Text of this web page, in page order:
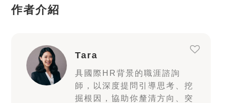
作者介紹
Tara
具國際HR背景的職涯諮詢
師，以深度提問引導思考、挖
掘根因，協助你釐清方向、突